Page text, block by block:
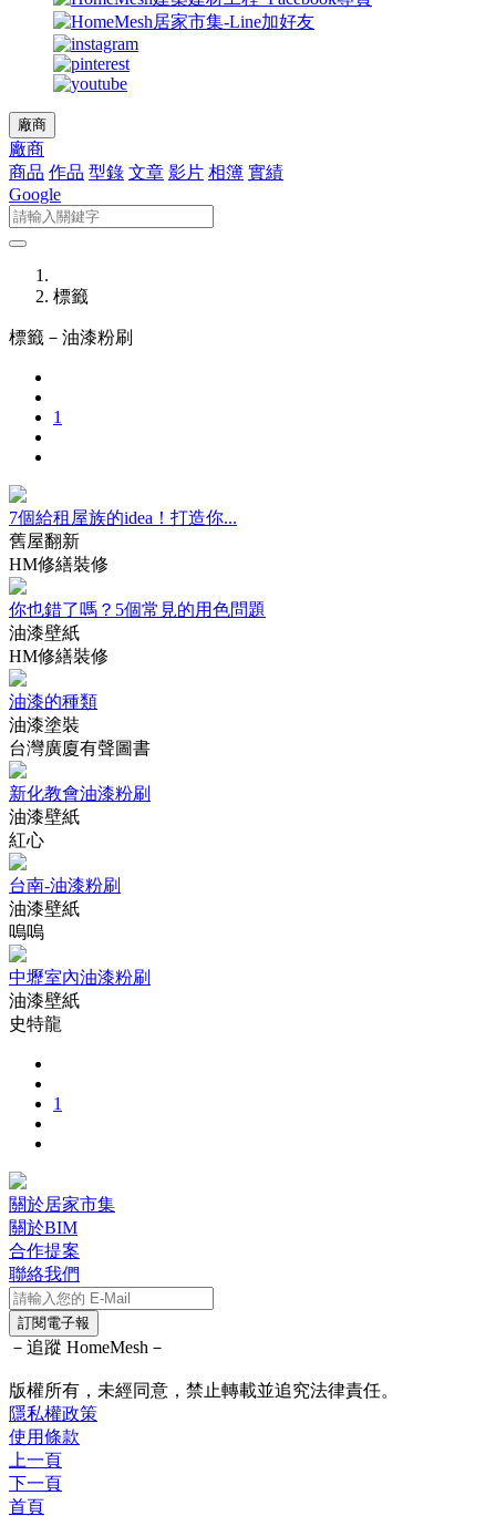
廠商
廠商
商品 作品 型錄 文章 影片 相簿 實績
Google
標籤
標籤－ 油漆粉刷
1
7個給租屋族的idea！打造你...
舊屋翻新
HM修繕裝修
你也錯了嗎？5個常見的用色問題
油漆壁紙
HM修繕裝修
油漆的種類
油漆塗裝
台灣廣廈有聲圖書
新化教會油漆粉刷
油漆壁紙
紅心
台南-油漆粉刷
油漆壁紙
嗚嗚
中壢室內油漆粉刷
油漆壁紙
史特龍
1
關於居家市集
關於BIM
合作提案
聯絡我們
訂閱電子報
－追蹤 HomeMesh－
版權所有，未經同意，禁止轉載並追究法律責任。
隱私權政策
使用條款
上一頁
下一頁
首頁